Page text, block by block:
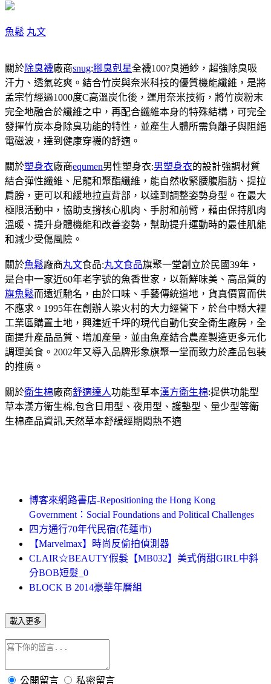
魚鬆 丸文
關於除臭襪廠商snug:腳臭剋星全襪100?臭通紗，超強除臭吸
汗力、透氣乾爽。結合竹炭與奈米科技的優質機能纖維，是將
孟宗竹經過1000度C高溫炭化後，運用奈米技術，將竹炭粉末
完全地融合於纖維之中，再配合纖維本身的特殊結構，可完全
發揮竹炭本身除臭功能的特性，並產生人體所需負離子與阻絕
電磁波，達到健康穿襪的舒適。
關於塑身衣廠商equmen男性塑身衣:男塑身衣的設計強調材質
結合彈性纖維、尼龍和聚酯纖維，能自然收緊腰腹脂肪、提拉
肩膀，更可以和緩地拉直背部，以達到調整姿勢身型。在最大
極限活動中，協助支撐核心肌肉、手肘和前臂，藉由保持肌肉
溫暖、提升身體機能和改善姿勢，幫助提升運動時的最佳肌能
和減少受傷風險。
關於魚鬆廠商丸文食品:丸文食品旗聚一堂創立於民國39年，
是台中一家近60年老字號的魚香世家，以新鮮味美、高品質的
旗魚鬆而遠近馳名，由於口味、手藝傳統道地，貨真價實而供
不應求。1995年在創辦人梁火村的大力經營下，於台中縣大裡
工業區購置土地，興建近千坪的現代自動化安全衛生廠房，全
面提升產品品質、增加產量，並由魚產結合農產製造更多元化
調理美食。2002年又導入品牌形象旗聚一堂而致力於產品包裝
的推廣。
關於衛生棉廠商舒適達人功能型草本漢方衛生棉:提供功能型
草本漢方衛生棉,包含日用型、夜用型、護墊型、量少型等衛
生棉產品資訊,天然草本舒緩經期悶熱不適
博客來網路書店-Repositioning the Hong Kong
Government：Social Foundations and Political Challenges
四方通行70年代民宿(花蓮市)
【Marvelmax】時尚反偷拍偵測器
CLAIR☆BEAUTY假髮【MB032】美式俏甜GIRL中斜
分BOB短髮_0
BLOCK B 2014豪華年曆組
載入更多
公開留言 私密留言